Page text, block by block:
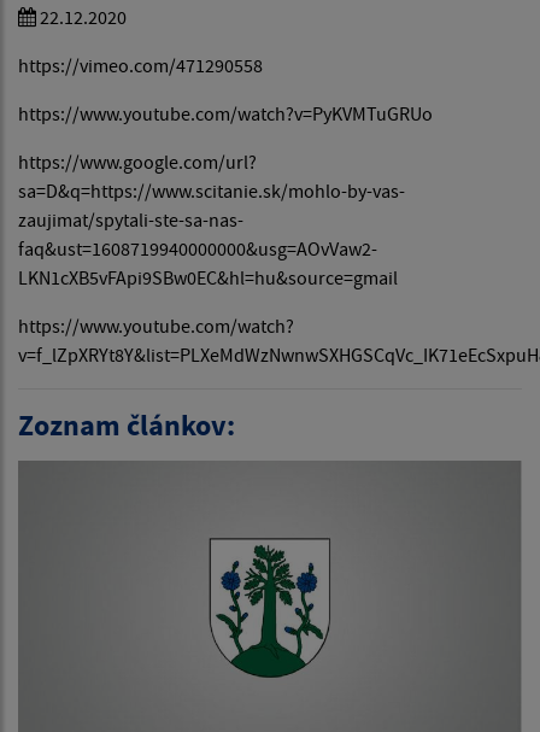
22.12.2020
https://vimeo.com/471290558
https://www.youtube.com/watch?v=PyKVMTuGRUo
https://www.google.com/url?
sa=D&q=https://www.scitanie.sk/mohlo-by-vas-
zaujimat/spytali-ste-sa-nas-
faq&ust=1608719940000000&usg=AOvVaw2-
LKN1cXB5vFApi9SBw0EC&hl=hu&source=gmail
https://www.youtube.com/watch?
Zoznam článkov: